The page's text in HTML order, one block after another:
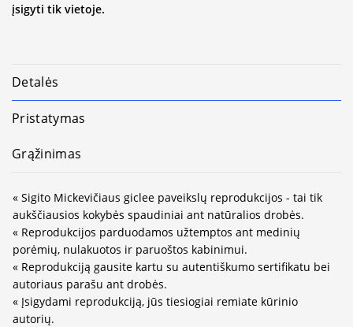
įsigyti tik vietoje.
Detalės
Pristatymas
Grąžinimas
« Sigito Mickevičiaus giclee paveikslų reprodukcijos - tai tik
aukščiausios kokybės spaudiniai ant natūralios drobės.
« Reprodukcijos parduodamos užtemptos ant medinių
porėmių, nulakuotos ir paruoštos kabinimui.
« Reprodukciją gausite kartu su autentiškumo sertifikatu bei
autoriaus parašu ant drobės.
« Įsigydami reprodukciją, jūs tiesiogiai remiate kūrinio
autorių.